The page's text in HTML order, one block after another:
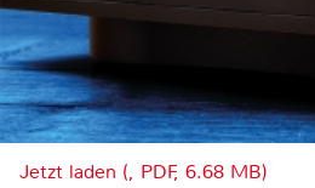
Jetzt laden (, PDF, 6.68 MB)